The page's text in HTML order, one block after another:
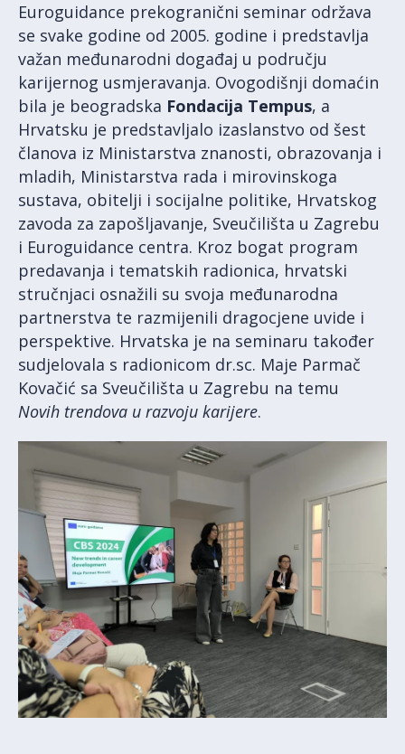
Euroguidance prekogranični seminar održava
se svake godine od 2005. godine i predstavlja
važan međunarodni događaj u području
karijernog usmjeravanja. Ovogodišnji domaćin
bila je beogradska Fondacija Tempus, a
Hrvatsku je predstavljalo izaslanstvo od šest
članova iz Ministarstva znanosti, obrazovanja i
mladih, Ministarstva rada i mirovinskoga
sustava, obitelji i socijalne politike, Hrvatskog
zavoda za zapošljavanje, Sveučilišta u Zagrebu
i Euroguidance centra. Kroz bogat program
predavanja i tematskih radionica, hrvatski
stručnjaci osnažili su svoja međunarodna
partnerstva te razmijenili dragocjene uvide i
perspektive. Hrvatska je na seminaru također
sudjelovala s radionicom dr.sc. Maje Parmač
Kovačić sa Sveučilišta u Zagrebu na temu
Novih trendova u razvoju karijere.